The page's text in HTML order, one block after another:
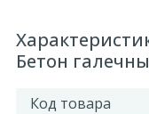
Бетон
Код товара